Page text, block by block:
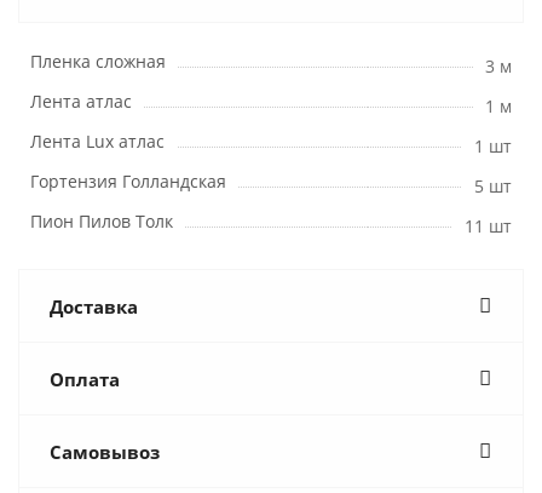
Пленка сложная
3 м
Лента атлас
1 м
Лента Lux атлас
1 шт
Гортензия Голландская
5 шт
Пион Пилов Толк
11 шт
Доставка
Оплата
Самовывоз